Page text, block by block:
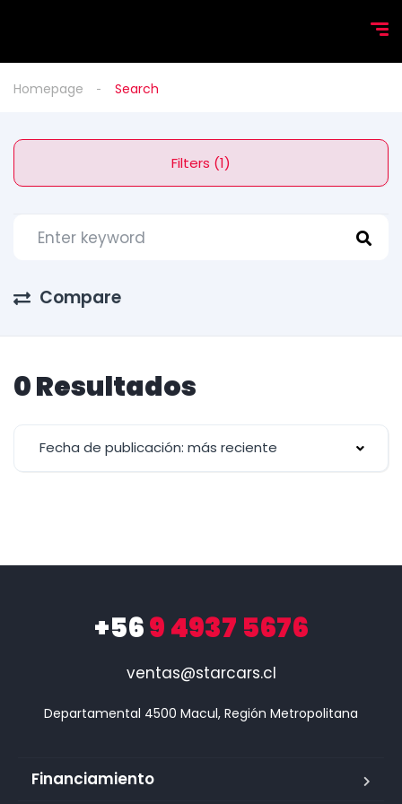
Homepage Search
Filters (1)
Compare
0 Resultados
Fecha de publicación: más reciente
+569 4937 5676
ventas@starcars.cl
Financiamiento